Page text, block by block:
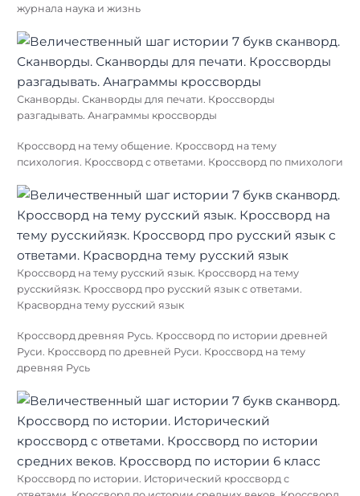
журнала наука и жизнь
Сканворды. Сканворды для печати. Кроссворды
разгадывать. Анаграммы кроссворды
Кроссворд на тему общение. Кроссворд на тему
психология. Кроссворд с ответами. Кроссворд по пмихологи
Кроссворд на тему русский язык. Кроссворд на тему
русскийязк. Кроссворд про русский язык с ответами.
Красвордна тему русский язык
Кроссворд древняя Русь. Кроссворд по истории древней
Руси. Кроссворд по древней Руси. Кроссворд на тему
древняя Русь
Кроссворд по истории. Исторический кроссворд с